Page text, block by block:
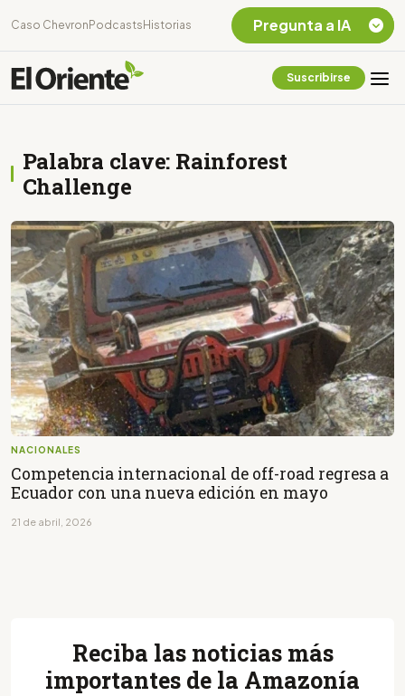
Caso Chevron Podcasts Historias
Suscribirse
Palabra clave: Rainforest
Challenge
NACIONALES
Competencia internacional de off-road regresa a
Ecuador con una nueva edición en mayo
21 de abril, 2026
Pregunta a IA
Listar destinos
¿En que consiste la
tasa minera que rige en
Ecuador?
Reciba las noticias más
importantes de la Amazonía